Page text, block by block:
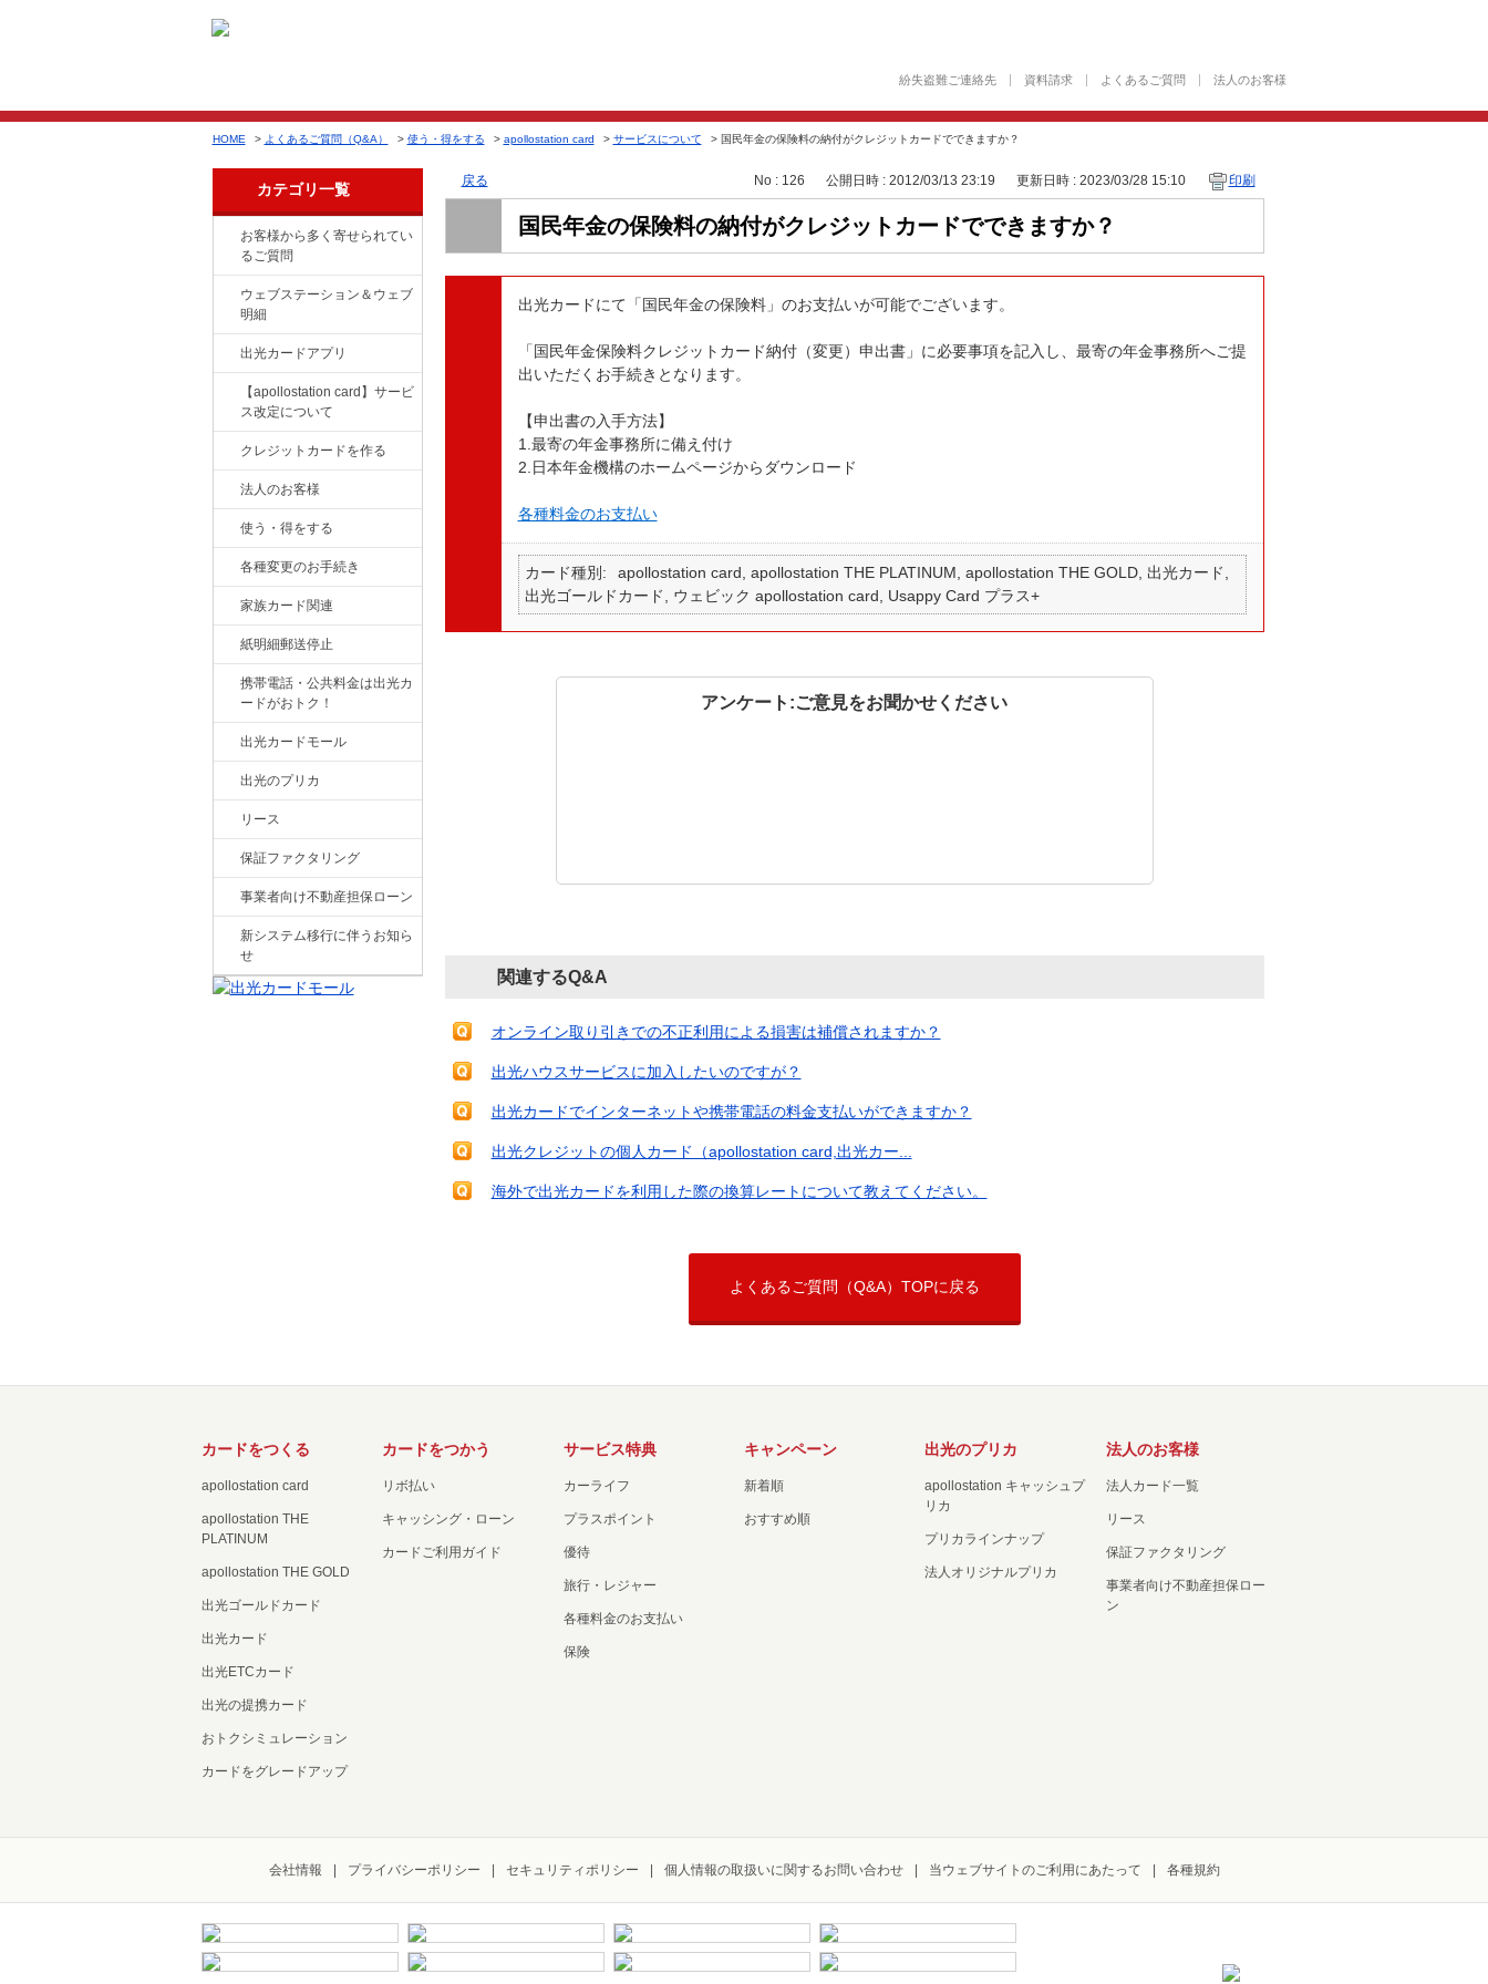
紛失盗難ご連絡先 資料請求 よくあるご質問 法人のお客様
HOME > よくあるご質問（Q&A） > 使う・得をする > apollostation card > サービスについて > 国民年金の保険料の納付がクレジットカードでできますか？
カテゴリ一覧
お客様から多く寄せられてい
るご質問
ウェブステーション＆ウェブ
明細
出光カードアプリ
【apollostation card】サービ
ス改定について
クレジットカードを作る
法人のお客様
使う・得をする
各種変更のお手続き
家族カード関連
紙明細郵送停止
携帯電話・公共料金は出光カ
ードがおトク！
出光カードモール
出光のプリカ
リース
保証ファクタリング
事業者向け不動産担保ローン
新システム移行に伴うお知ら
せ
戻る No : 126 公開日時 : 2012/03/13 23:19 更新日時 : 2023/03/28 15:10 印刷
国民年金の保険料の納付がクレジットカードでできますか？
出光カードにて「国民年金の保険料」のお支払いが可能でございます。
「国民年金保険料クレジットカード納付（変更）申出書」に必要事項を記入し、最寄の年金事務所へご提
出いただくお手続きとなります。
【申出書の入手方法】
1.最寄の年金事務所に備え付け
2.日本年金機構のホームページからダウンロード
各種料金のお支払い
カード種別
apollostation card, apollostation THE PLATINUM, apollostation THE GOLD, 出光カード,
出光ゴールドカード, ウェビック apollostation card, Usappy Card プラス+
アンケート:ご意見をお聞かせください
関連するQ&A
オンライン取り引きでの不正利用による損害は補償されますか？
出光ハウスサービスに加入したいのですが？
出光カードでインターネットや携帯電話の料金支払いができますか？
出光クレジットの個人カード（apollostation card,出光カー...
海外で出光カードを利用した際の換算レートについて教えてください。
よくあるご質問（Q&A）TOPに戻る
カードをつくる
apollostation card
apollostation THE
PLATINUM
apollostation THE GOLD
出光ゴールドカード
出光カード
出光ETCカード
出光の提携カード
おトクシミュレーション
カードをグレードアップ
カードをつかう
リボ払い
キャッシング・ローン
カードご利用ガイド
サービス特典
カーライフ
プラスポイント
優待
旅行・レジャー
各種料金のお支払い
保険
キャンペーン
新着順
おすすめ順
出光のプリカ
apollostation キャッシュプ
リカ
プリカラインナップ
法人オリジナルプリカ
法人のお客様
法人カード一覧
リース
保証ファクタリング
事業者向け不動産担保ロー
ン
会社情報 プライバシーポリシー セキュリティポリシー 個人情報の取扱いに関するお問い合わせ 当ウェブサイトのご利用にあたって 各種規約